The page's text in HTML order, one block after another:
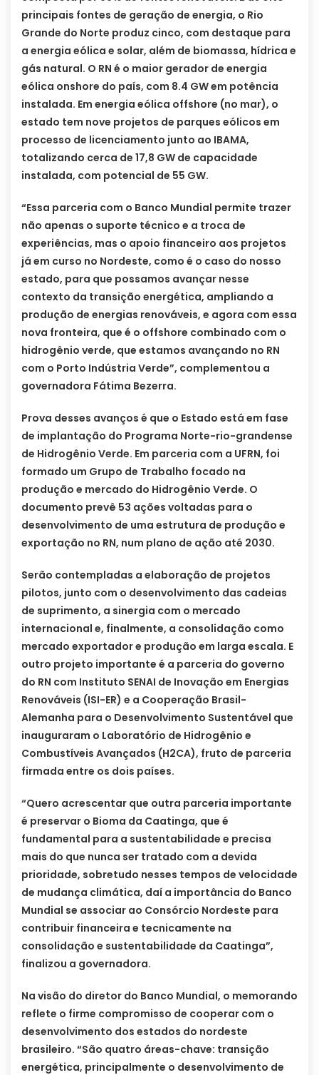
principais fontes de geração de energia, o Rio
Grande do Norte produz cinco, com destaque para
a energia eólica e solar, além de biomassa, hídrica e
gás natural. O RN é o maior gerador de energia
eólica onshore do país, com 8.4 GW em potência
instalada. Em energia eólica offshore (no mar), o
estado tem nove projetos de parques eólicos em
processo de licenciamento junto ao IBAMA,
totalizando cerca de 17,8 GW de capacidade
instalada, com potencial de 55 GW.
“Essa parceria com o Banco Mundial permite trazer
não apenas o suporte técnico e a troca de
experiências, mas o apoio financeiro aos projetos
já em curso no Nordeste, como é o caso do nosso
estado, para que possamos avançar nesse
contexto da transição energética, ampliando a
produção de energias renováveis, e agora com essa
nova fronteira, que é o offshore combinado com o
hidrogênio verde, que estamos avançando no RN
com o Porto Indústria Verde”, complementou a
governadora Fátima Bezerra.
Prova desses avanços é que o Estado está em fase
de implantação do Programa Norte-rio-grandense
de Hidrogênio Verde. Em parceria com a UFRN, foi
formado um Grupo de Trabalho focado na
produção e mercado do Hidrogênio Verde. O
documento prevê 53 ações voltadas para o
desenvolvimento de uma estrutura de produção e
exportação no RN, num plano de ação até 2030.
Serão contempladas a elaboração de projetos
pilotos, junto com o desenvolvimento das cadeias
de suprimento, a sinergia com o mercado
internacional e, finalmente, a consolidação como
mercado exportador e produção em larga escala. E
outro projeto importante é a parceria do governo
do RN com Instituto SENAI de Inovação em Energias
Renováveis (ISI-ER) e a Cooperação Brasil-
Alemanha para o Desenvolvimento Sustentável que
inauguraram o Laboratório de Hidrogênio e
Combustíveis Avançados (H2CA), fruto de parceria
firmada entre os dois países.
“Quero acrescentar que outra parceria importante
é preservar o Bioma da Caatinga, que é
fundamental para a sustentabilidade e precisa
mais do que nunca ser tratado com a devida
prioridade, sobretudo nesses tempos de velocidade
de mudança climática, daí a importância do Banco
Mundial se associar ao Consórcio Nordeste para
contribuir financeira e tecnicamente na
consolidação e sustentabilidade da Caatinga”,
finalizou a governadora.
Na visão do diretor do Banco Mundial, o memorando
reflete o firme compromisso de cooperar com o
desenvolvimento dos estados do nordeste
brasileiro. “São quatro áreas-chave: transição
energética, principalmente o desenvolvimento de